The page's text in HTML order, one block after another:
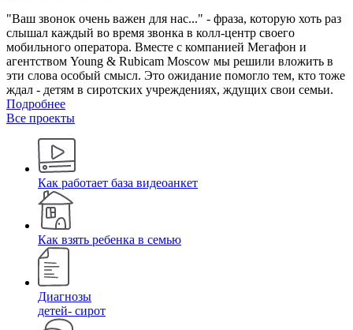
"Ваш звонок очень важен для нас..." - фраза, которую хоть раз
слышал каждый во время звонка в колл-центр своего
мобильного оператора. Вместе с компанией Мегафон и
агентством Young & Rubicam Moscow мы решили вложить в
эти слова особый смысл. Это ожидание помогло тем, кто тоже
ждал - детям в сиротских учреждениях, ждущих свои семьи.
Подробнее
Все проекты
Как работает база видеоанкет
Как взять ребенка в семью
Диагнозы
детей- сирот